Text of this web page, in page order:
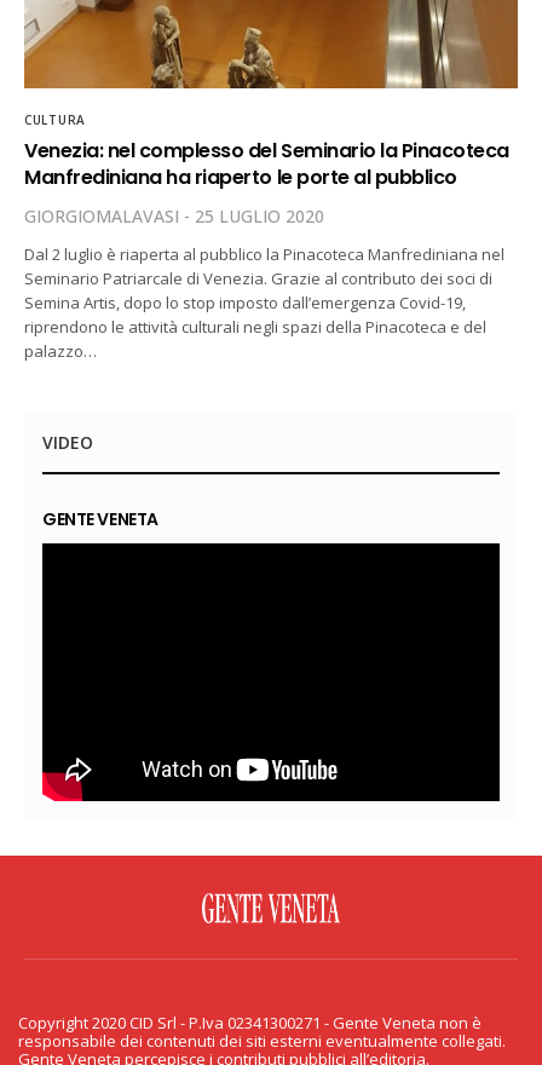
CULTURA
Venezia: nel complesso del Seminario la Pinacoteca
Manfrediniana ha riaperto le porte al pubblico
GIORGIOMALAVASI 25 LUGLIO 2020
Dal 2 luglio è riaperta al pubblico la Pinacoteca Manfrediniana nel
Seminario Patriarcale di Venezia. Grazie al contributo dei soci di
Semina Artis, dopo lo stop imposto dall’emergenza Covid-19,
riprendono le attività culturali negli spazi della Pinacoteca e del
palazzo…
VIDEO
GENTE VENETA
PRIVACY & COOKIE
Copyright 2020 CID Srl - P.Iva 02341300271 - Gente Veneta non è
responsabile dei contenuti dei siti esterni eventualmente collegati.
Gente Veneta percepisce i contributi pubblici all’editoria.